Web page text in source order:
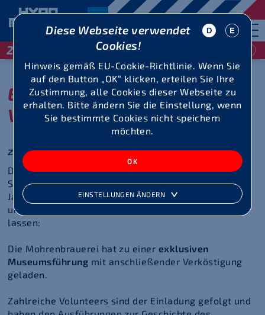
Diese Webseite verwendet
Cookies!
Hinweis gemäß EU-Cookie-Richtlinie. Wenn Sie
auf den Button „OK“ klicken, erteilen Sie Ihre
Zustimmung, alle Cookies dieser Webseite zu
erhalten. Bitte ändern Sie die Einstellung, wenn
Sie bestimmte Cookies nicht speichern
möchten.
EINSTELLUNGEN ÄNDERN
29 / 30 Mai 2027
Einladung für unsere
Volunteers
zum Geburtstag: eine Museumsführung
Die Mohrenbrauerei aus Dornbirn ist seit erster
Stunde Partner des Hypomeeting Götzis. In diesem
Jahr haben wir uns gemeinsam für den
unserer Volunteers etwas besonderes einfallen
lassen:
Die Mohrenbrauerei hat zu einer exklusiven
Museumsführung mit anschließender Verköstigung
geladen.
Zahlreiche Volunteers sind der Einladung gefolgt und